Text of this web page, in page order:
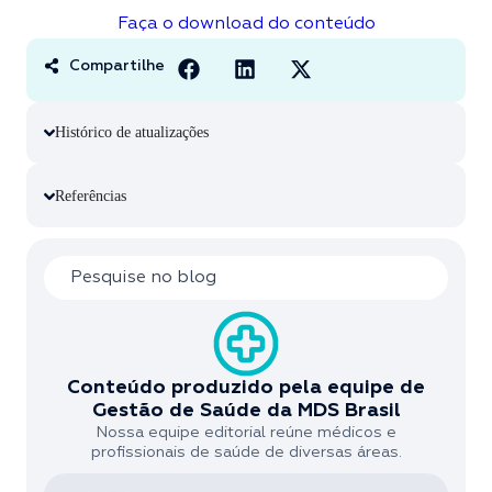
Faça o download do conteúdo
Compartilhe
Histórico de atualizações
Referências
Conteúdo produzido pela equipe de
Gestão de Saúde da MDS Brasil
Nossa equipe editorial reúne médicos e
profissionais de saúde de diversas áreas.